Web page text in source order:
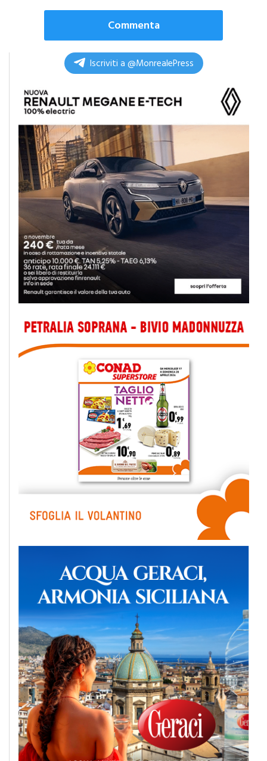
Commenta
Iscriviti a @MonrealePress